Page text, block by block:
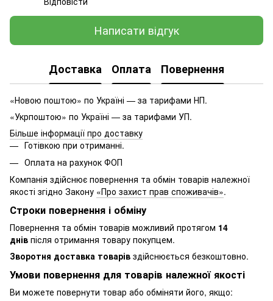
Написати відгук
Доставка Оплата Повернення
«Новою поштою» по Україні — за тарифами НП.
«Укрпоштою» по Україні — за тарифами УП.
Більше інформації про доставку
Готівкою при отриманні.
Оплата на рахунок ФОП
Компанія здійснює повернення та обмін товарів належної
якості згідно Закону «Про захист прав споживачів».
Строки повернення і обміну
Повернення та обмін товарів можливий протягом 14
днів після отримання товару покупцем.
Зворотня доставка товарів здійснюється безкоштовно.
Умови повернення для товарів належної якості
Ви можете повернути товар або обміняти його, якщо: